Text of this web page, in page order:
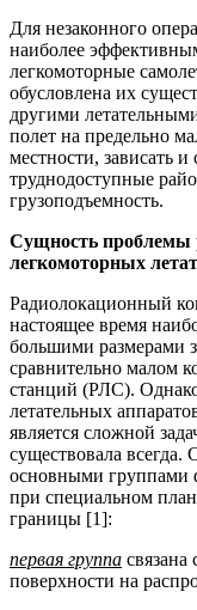
Для незаконного
наиболее
легкомоторные
обусловлена их
другими
полет на предельно
местности, зависать
труднодоступные
грузоподъемность.
Сущность проблемы
легкомоторных
Радиолокационный
настоящее время
большими размерами
сравнительно малом
станций (РЛС).
летательных
является сложной
существовала всегда.
основными группами
при специальном
границы [1]:
первая группа
поверхности на